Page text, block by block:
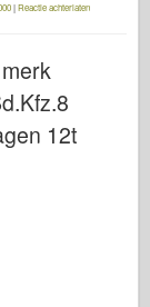
|Reactie achterlaten
12t